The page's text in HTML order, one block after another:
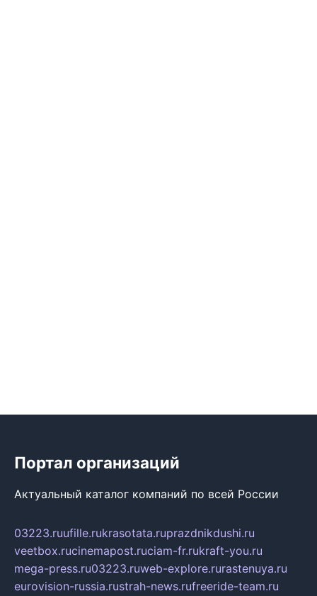
Портал организаций
Актуальный каталог компаний по всей России
03223.ruufille.rukrasotata.ruprazdnikdushi.ru
veetbox.rucinemapost.ruciam-fr.rukraft-you.ru
mega-press.ru03223.ruweb-explore.rurastenuya.ru
eurovision-russia.rustrah-news.rufreeride-team.ru